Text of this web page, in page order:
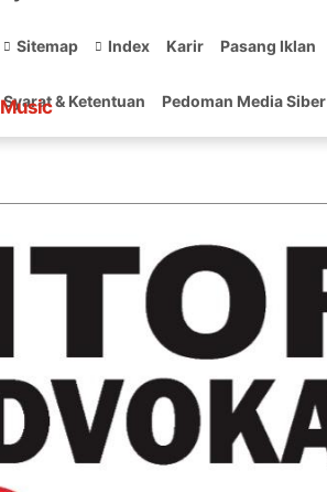
Sitemap Index Karir Pasang Iklan
Syarat & Ketentuan Pedoman Media Siber
Music